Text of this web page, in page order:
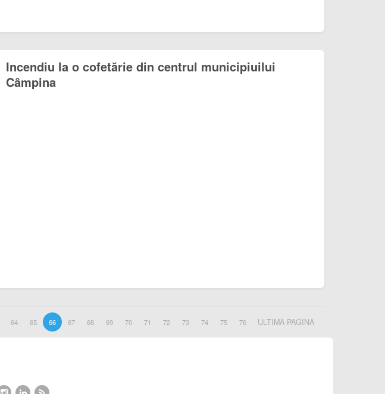
Incendiu la o cofetărie din centrul municipiuilui
Câmpina
64 65 66 67 68 69 70 71 72 73 74 75 76 ULTIMA PAGINA